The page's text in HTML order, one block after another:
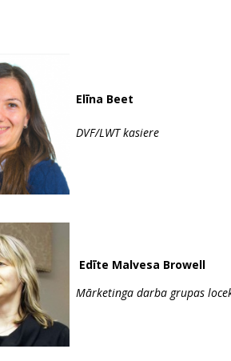
Elīna Beet
DVF/LWT kasiere
Edīte Malvesa Browell
Mārketinga darba grupas